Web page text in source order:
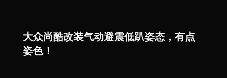
大众尚酷改装气动避震低趴姿态，有点
姿色！